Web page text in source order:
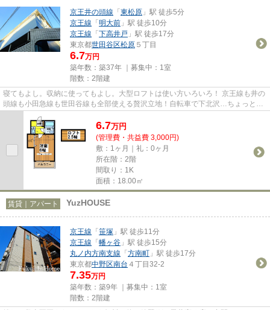
京王井の頭線 「東松原 」駅 徒歩5分
京王線 「明大前 」駅 徒歩10分
京王線 「下高井戸 」駅 徒歩17分
東京都世田谷区松原 ５丁目
6.7万円
築年数：築37年 ｜募集中： 1室
階数：2階建
寝てもよし。収納に使ってもよし。大型ロフトは使い方いろいろ！ 京王線も井の
頭線も小田急線も世田谷線も全部使える贅沢立地！自転車で下北沢…ちょっと頑
張って渋谷まで。駅前には２...
6.7万円
(管理費・共益費 3,000円)
敷：1ヶ月｜礼：0ヶ月
所在階：2階
間取り：1K
面積：18.00㎡
賃貸｜アパート YuzHOUSE
京王線 「笹塚 」駅 徒歩11分
京王線 「幡ヶ谷 」駅 徒歩15分
丸ノ内方南支線 「方南町 」駅 徒歩17分
東京都中野区南台 ４丁目32-2
7.35万円
築年数：築9年 ｜募集中： 1室
階数：2階建